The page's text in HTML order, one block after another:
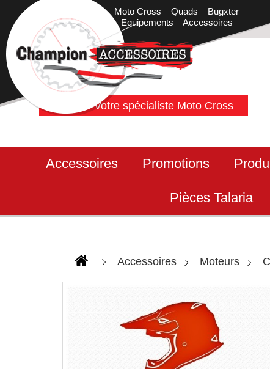
Moto Cross – Quads – Bugxter
Equipements – Accessoires
Votre spécialiste Moto Cross
Accessoires Promotions
Pièces Talaria
Accessoires Moteurs